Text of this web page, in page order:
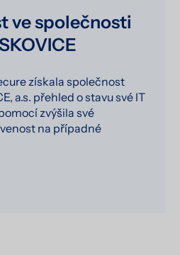
ve společnosti
získala společnost
a.s. přehled o stavu své IT
zvýšila své
na případné